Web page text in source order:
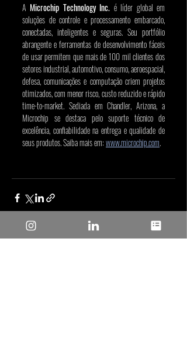
A Microchip Technology Inc. é líder global em
soluções de controle e processamento embarcado,
conectadas, inteligentes e seguras. Seu portfólio
abrangente e ferramentas de desenvolvimento fáceis
de usar permitem que mais de 100 mil clientes dos
setores industrial, automotivo, consumo, aeroespacial,
defesa, comunicações e computação criem projetos
otimizados, com menor risco, custo reduzido e rápido
time-to-market. Sediada em Chandler, Arizona, a
Microchip se destaca pelo suporte técnico de
excelência, confiabilidade na entrega e qualidade de
seus produtos. Saiba mais em: www.microchip.com.